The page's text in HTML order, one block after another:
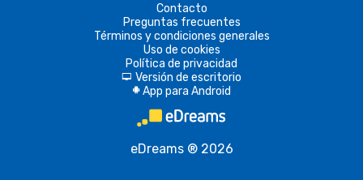
Contacto
Preguntas frecuentes
Términos y condiciones generales
Uso de cookies
Política de privacidad
d Versión de escritorio
A App para Android
eDreams ® 2026